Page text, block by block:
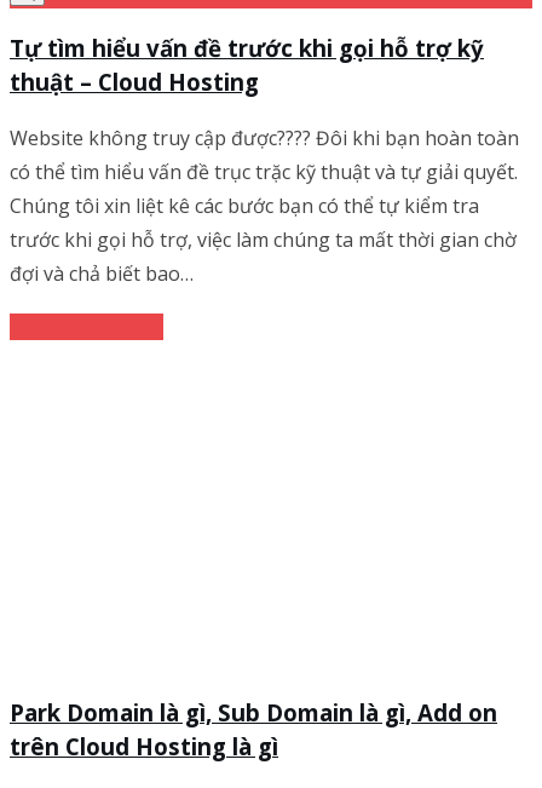
Tự tìm hiểu vấn đề trước khi gọi hỗ trợ kỹ
thuật – Cloud Hosting
Website không truy cập được???? Đôi khi bạn hoàn toàn
có thể tìm hiểu vấn đề trục trặc kỹ thuật và tự giải quyết.
Chúng tôi xin liệt kê các bước bạn có thể tự kiểm tra
trước khi gọi hỗ trợ, việc làm chúng ta mất thời gian chờ
đợi và chả biết bao…
Park Domain là gì, Sub Domain là gì, Add on
trên Cloud Hosting là gì